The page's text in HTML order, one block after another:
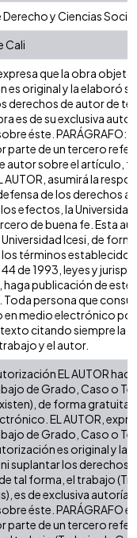
y Ciencias
Cali
que la obra
es original y la elaboró
derechos de autor de
es de su exclusiva
éste. PARÁGRAFO:
parte de un tercero
autor sobre el artículo,
AUTOR, asumirá la
de los derechos
efectos, la Universidad
de buena fe. Esta
Icesi, de
los términos establecidos
44 de 1993, leyes y
haga publicación de este
persona que
en medio electrónico
citando siempre la
y el autor.
EL AUTOR
de Grado, Caso o
de forma gratuita
EL AUTOR,
de Grado, Caso o
es original y la
suplantar los derechos
tal forma, el trabajo
es de exclusiva autoría
éste. PARÁGRAFO
parte de un tercero